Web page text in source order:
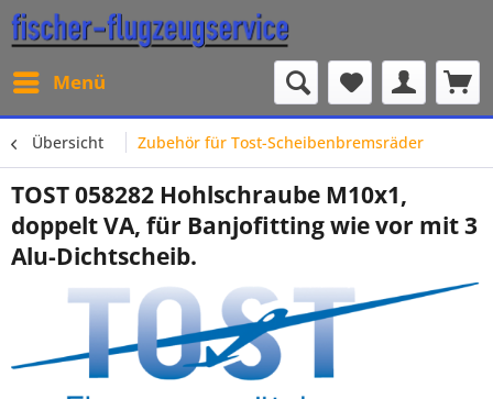
Menü
Übersicht Zubehör für Tost-Scheibenbremsräder
TOST 058282 Hohlschraube M10x1,
doppelt VA, für Banjofitting wie vor mit 3
Alu-Dichtscheib.